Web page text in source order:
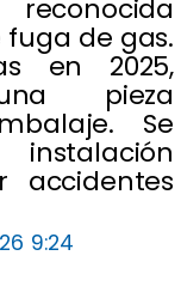
de gas.
en 2025,
pieza
Se
accidentes
9:24